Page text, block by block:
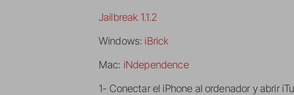
Jailbreak 1.1.2
Windows: iBrick
Mac: iNdependence
1- Conectar el iPhone al ordenador y abrir